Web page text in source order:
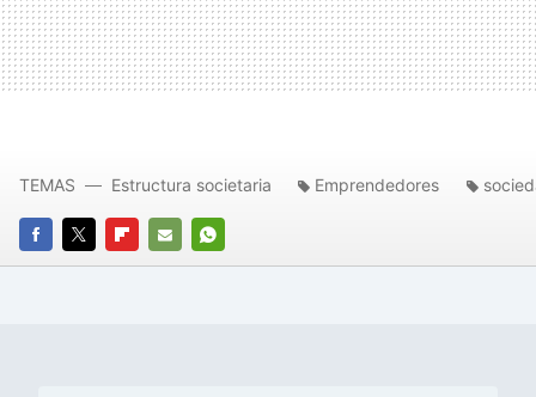
FACEBOOK
TWITTERFLIPBOARD
E-
WHATSAPP
TEMAS Estructura societaria Emprendedores